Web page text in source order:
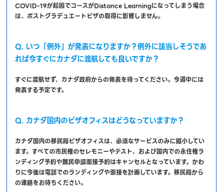
COVID-19が起因でコースがDistance Learningになってしまう場合
は、ポストグラデュエートビザの取得に影響しません。
Q. いつ「例外」が発表になりますか？例外に該当しそうであ
れば今すぐにカナダに渡航しても良いですか？
すぐに渡航せず、カナダ政府からの発表を待ってください。今週中には
発表する予定です。
Q. カナダ国内のビザオフィスはどうなっていますか？
カナダ国内の移民局ビザオフィスは、必須なサービスのみに縮小してい
ます。すべての市民権のセレモニーやテスト、および国内での永住権ラ
ンディング予約や難民申請面接予約はキャンセルとなっています。かわ
りに今後は電話でのランディングや面接を計画しています。移民局から
の連絡をお待ちください。